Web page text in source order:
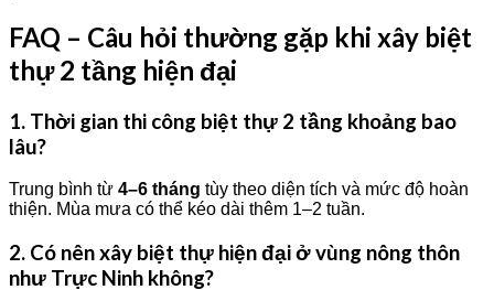
FAQ – Câu hỏi thường gặp khi xây biệt
thự 2 tầng hiện đại
1. Thời gian thi công biệt thự 2 tầng khoảng bao
lâu?
Trung bình từ 4–6 tháng tùy theo diện tích và mức độ hoàn
thiện. Mùa mưa có thể kéo dài thêm 1–2 tuần.
2. Có nên xây biệt thự hiện đại ở vùng nông thôn
như Trực Ninh không?